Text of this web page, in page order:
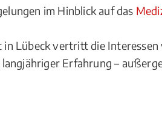
im Hinblick auf das
Lübeck vertritt die
Erfahrung –